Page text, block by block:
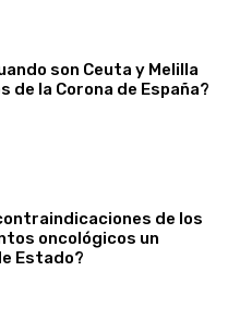
son Ceuta y Melilla
la Corona de España?
de los
oncológicos un
Estado?